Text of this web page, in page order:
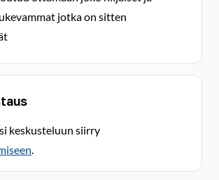
jotka on sitten
keskusteluun siirry
.